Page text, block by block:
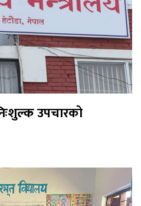
उपचारको